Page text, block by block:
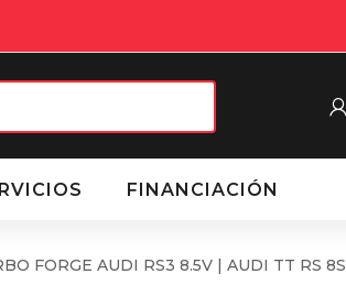
FINANCIACIÓN
FORGE AUDI RS3 8.5V | AUDI TT RS 8S